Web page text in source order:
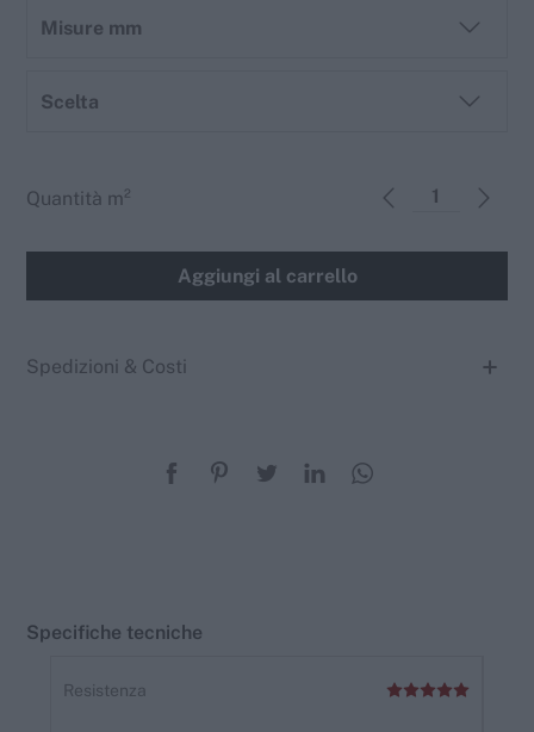
Misure mm
Scelta
Quantità m²
Aggiungi al carrello
Spedizioni & Costi
Specifiche tecniche
Resistenza